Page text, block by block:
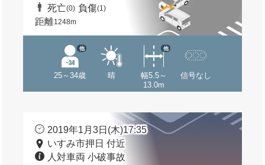
死亡(0) 負傷(1)
距離1248m
25～34歳
他
晴
幅5.5～
13.0m
他
信号なし
2019年1月3日(木)17:35
いすみ市押日 付近
人対車両 小破事故